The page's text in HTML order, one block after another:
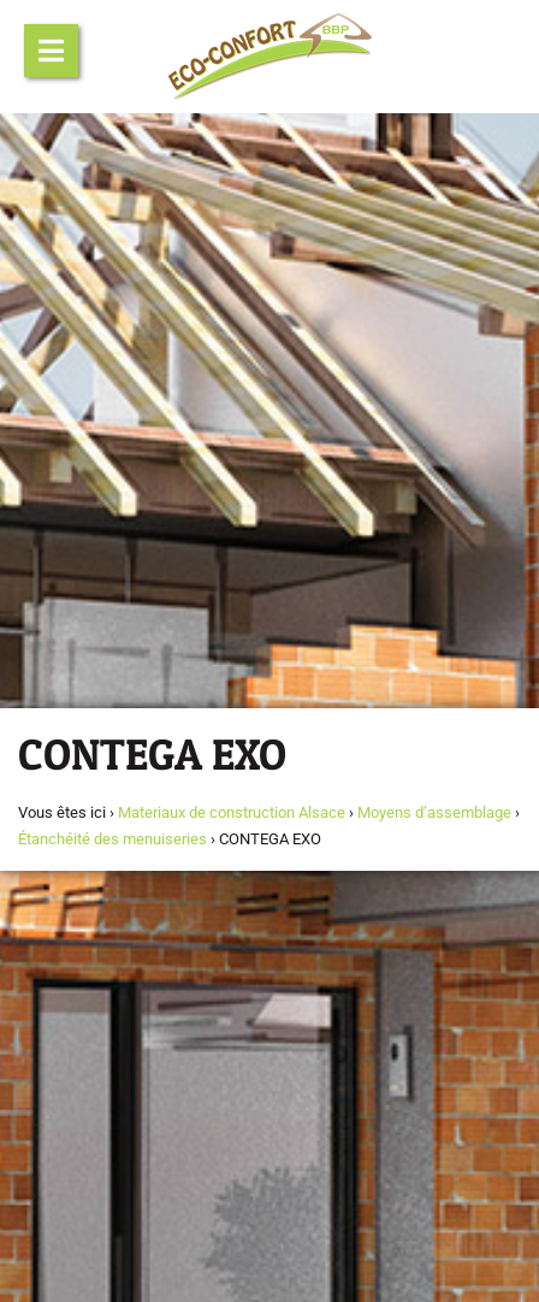
CONTEGA EXO
Vous êtes ici › Materiaux de construction Alsace › Moyens d’assemblage ›
Étanchéité des menuiseries › CONTEGA EXO